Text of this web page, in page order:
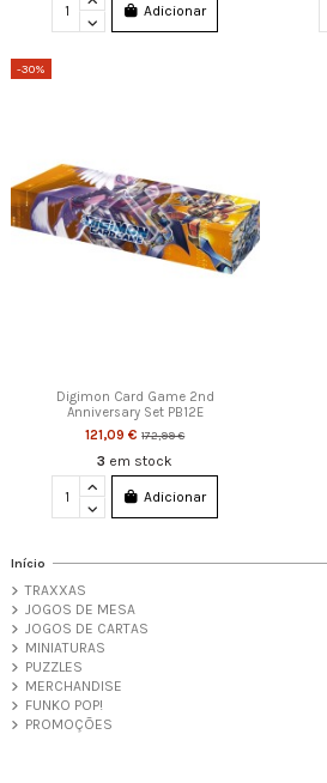
Adicionar
-30%
Digimon Card Game 2nd
Anniversary Set PB12E
121,09 €172,99 €
3 em stock
Adicionar
Início
TRAXXAS
JOGOS DE MESA
JOGOS DE CARTAS
MINIATURAS
PUZZLES
MERCHANDISE
FUNKO POP!
PROMOÇÕES